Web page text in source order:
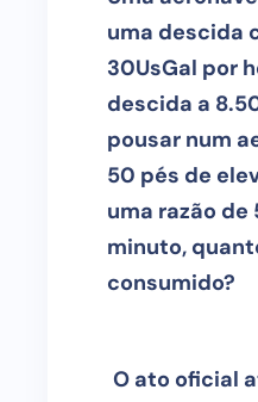
uma descida
30UsGal por
descida a
pousar num
50 pés de
uma razão
minuto,
consumido?
O ato oficial